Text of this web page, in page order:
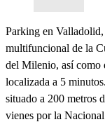
Parking en
multifuncional de la
del Milenio, así como
localizada a 5
situado a 200 metros
vienes por la